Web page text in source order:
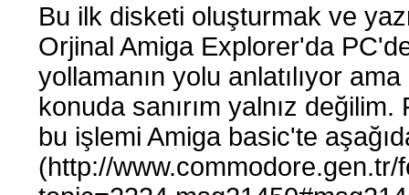
Bu ilk disketi oluşturmak ve
Orjinal Amiga Explorer'da
yollamanın yolu anlatılıyor
konuda sanırım yalnız
bu işlemi Amiga basic'te
(http://www.commodore.gen.tr/